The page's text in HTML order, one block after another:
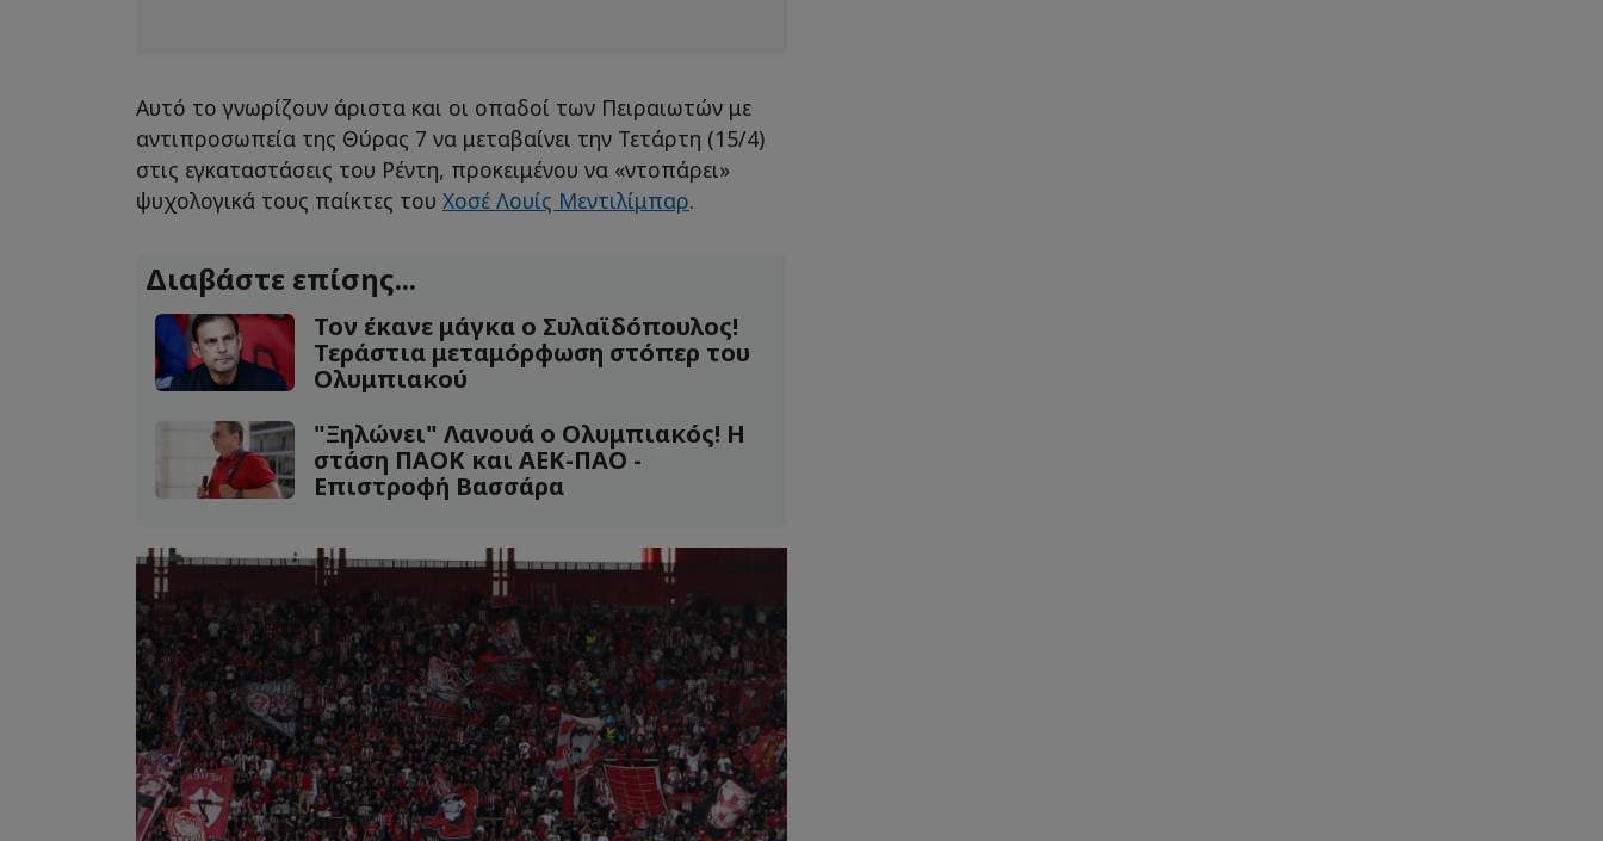
Αυτό το γνωρίζουν άριστα και οι οπαδοί των Πειραιωτών με
αντιπροσωπεία της Θύρας 7 να μεταβαίνει την Τετάρτη (15/4)
στις εγκαταστάσεις του Ρέντη, προκειμένου να «ντοπάρει»
ψυχολογικά τους παίκτες του Χοσέ Λουίς Μεντιλίμπαρ.
Διαβάστε επίσης...
Τον έκανε μάγκα ο Συλαϊδόπουλος!
Τεράστια μεταμόρφωση στόπερ του
Ολυμπιακού
"Ξηλώνει" Λανουά ο Ολυμπιακός! Η
στάση ΠΑΟΚ και ΑΕΚ-ΠΑΟ -
Επιστροφή Βασσάρα